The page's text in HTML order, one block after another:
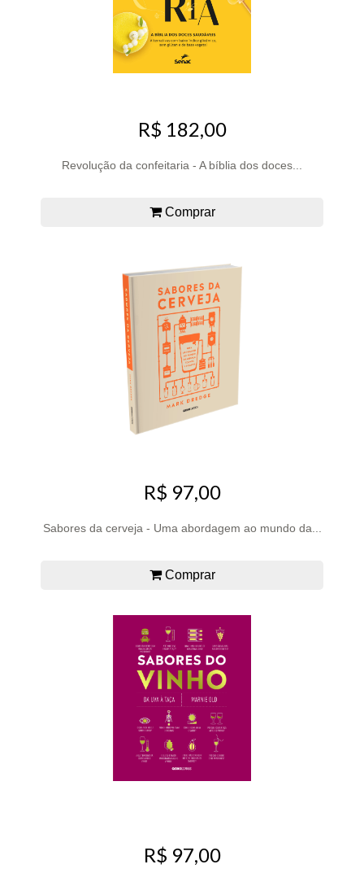
R$ 182,00
Revolução da confeitaria - A bíblia dos doces...
Comprar
R$ 97,00
Sabores da cerveja - Uma abordagem ao mundo da...
Comprar
R$ 97,00